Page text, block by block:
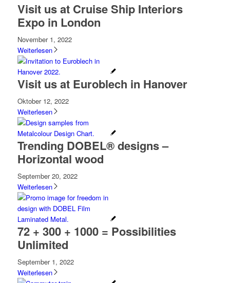
Visit us at Cruise Ship Interiors
Expo in London
November 1, 2022
Weiterlesen
Visit us at Euroblech in Hanover
Oktober 12, 2022
Weiterlesen
Trending DOBEL® designs –
Horizontal wood
September 20, 2022
Weiterlesen
72 + 300 + 1000 = Possibilities
Unlimited
September 1, 2022
Weiterlesen